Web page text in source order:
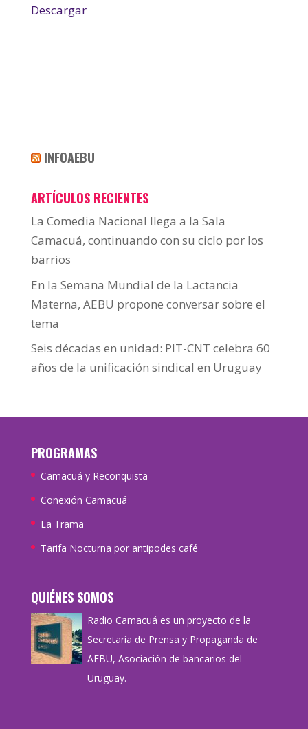
Descargar
INFOAEBU
ARTÍCULOS RECIENTES
La Comedia Nacional llega a la Sala
Camacuá, continuando con su ciclo por los
barrios
En la Semana Mundial de la Lactancia
Materna, AEBU propone conversar sobre el
tema
Seis décadas en unidad: PIT-CNT celebra 60
años de la unificación sindical en Uruguay
PROGRAMAS
Camacuá y Reconquista
Conexión Camacuá
La Trama
Tarifa Nocturna por antipodes café
QUIÉNES SOMOS
Radio Camacuá es un proyecto de la
Secretaría de Prensa y Propaganda de
AEBU, Asociación de bancarios del
Uruguay.